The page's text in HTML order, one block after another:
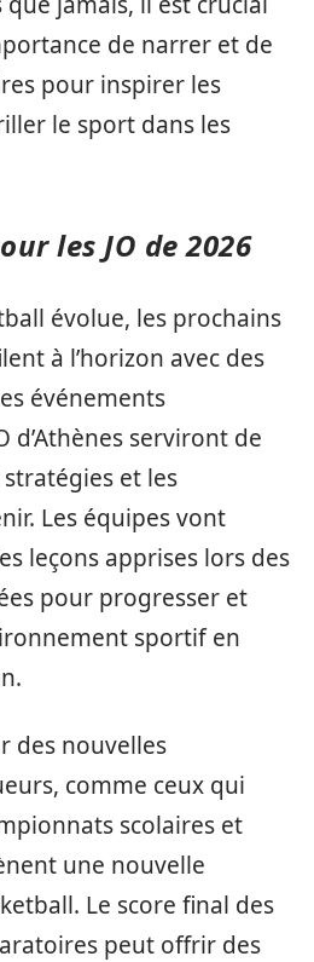
de narrer et de
pour inspirer les
le sport dans les
les JO de 2026
évolue, les prochains
à l’horizon avec des
événements
d’Athènes serviront de
et les
Les équipes vont
leçons apprises lors des
pour progresser et
sportif en
des nouvelles
comme ceux qui
scolaires et
une nouvelle
Le score final des
peut offrir des